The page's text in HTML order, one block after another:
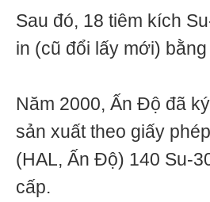
Sau đó, 18 tiêm kích
in (cũ đổi lấy mới)
Năm 2000, Ấn Độ đã
sản xuất theo giấy
(HAL, Ấn Độ) 140 Su-
cấp.